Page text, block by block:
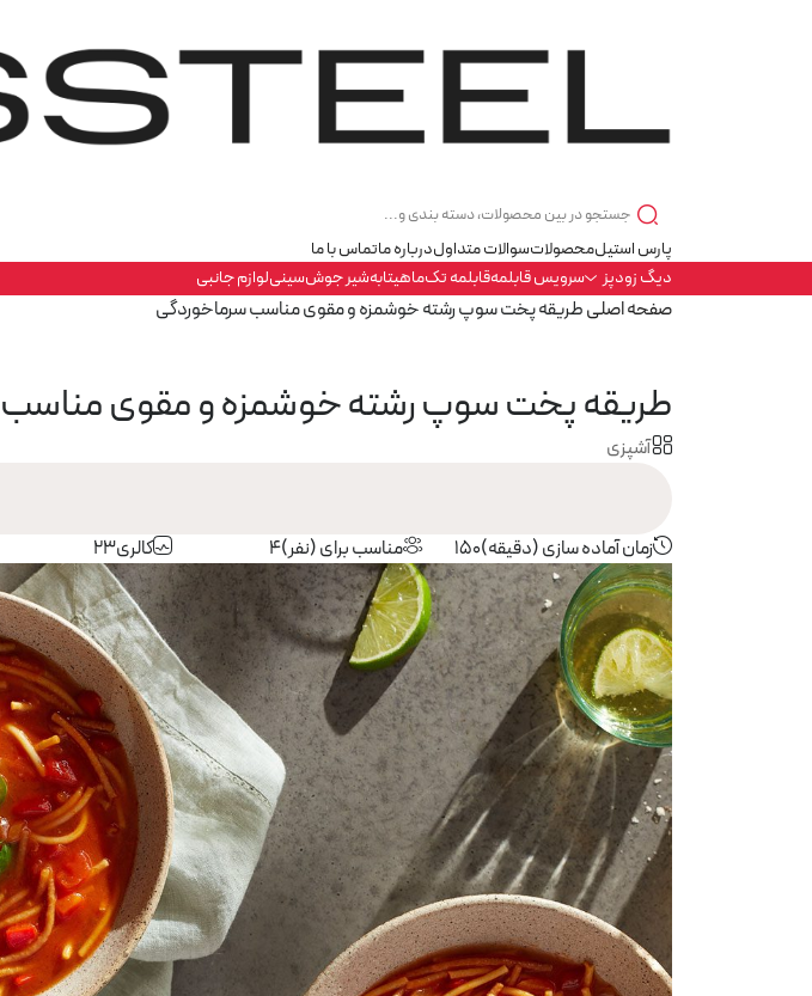
پارس استیلمحصولاتسوالات متداولدرباره ماتماس با ما
دیگ زودپز سرویس قابلمهقابلمه تکماهیتابهشیر جوشسینیلوازم جانبی
صفحه اصلیطریقه پخت سوپ رشته خوشمزه و مقوی مناسب سرماخوردگی
طریقه پخت سوپ رشته خوشمزه و مقوی
آشپزی
زمان آماده سازی (دقیقه)150 مناسب برای (نفر)4 کالری23